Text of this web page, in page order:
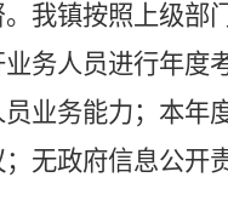
我镇按照上级部
务人员进行年度
业务能力； 本年
无政府信息公开